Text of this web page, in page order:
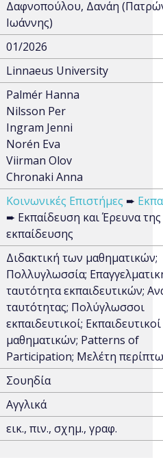
Δαφνοπούλου, Δανάη
Ιωάννης)
01/2026
Linnaeus University
Palmér Hanna
Nilsson Per
Ingram Jenni
Norén Eva
Viirman Olov
Chronaki Anna
Κοινωνικές Επιστήμες ➨
➨ Εκπαίδευση και Έρευνα της
εκπαίδευσης
Διδακτική των μαθηματικών;
Πολλυγλωσσία;
ταυτότητα εκπαιδευτικών;
ταυτότητας; Πολύγλωσσοι
εκπαιδευτικοί; Εκπαιδευτικοί
μαθηματικών; Patterns of
Participation; Μελέτη
Σουηδία
Αγγλικά
εικ., πιν., σχημ., γραφ.